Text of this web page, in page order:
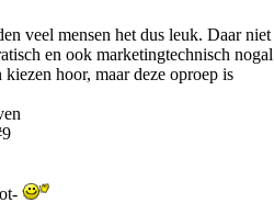
veel mensen het dus leuk. Daar niet
en ook marketingtechnisch nogal
hoor, maar deze oproep is